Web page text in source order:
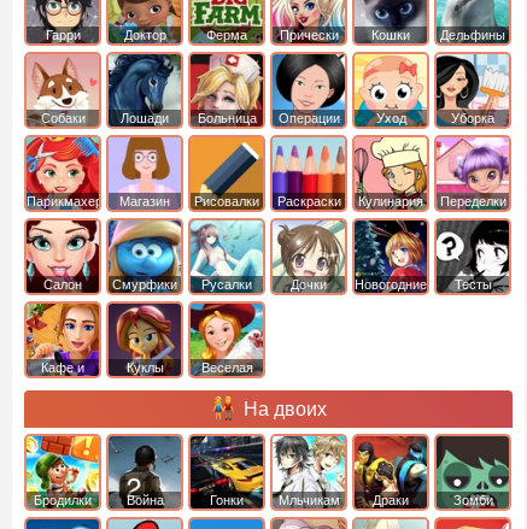
Гарри
Поттер
Доктор
Плюшева
Ферма Прически Кошки Дельфины
Собаки Лошади Больница Операции Уход Уборка
Парикмахер Магазин Рисовалки Раскраски Кулинария Переделки
Салон Смурфики Русалки Дочки Новогодние Тесты
Кафе и
Куклы
Веселая
На двоих
Бродилки Война Гонки Мльчикам Драки Зомби